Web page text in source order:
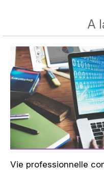
A
Vie professionnelle